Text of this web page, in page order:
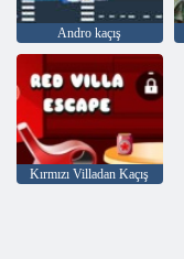
Andro kaçış
Kırmızı Villadan Kaçış